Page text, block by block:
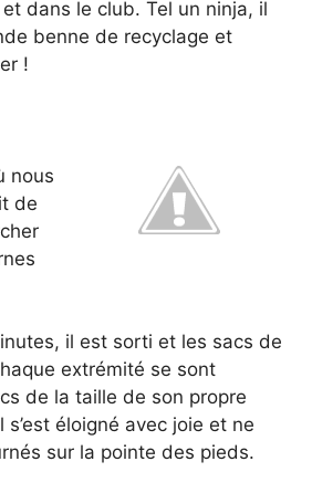
et dans le club. Tel un ninja, il
benne de recyclage et
!
nous
de
il est sorti et les sacs de
extrémité se sont
de la taille de son propre
éloigné avec joie et ne
sur la pointe des pieds.